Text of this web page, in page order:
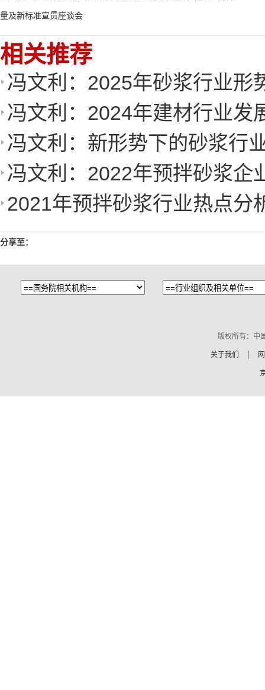
量及新标准宣贯座谈会
相关推荐
冯文利：2025年砂浆行业形
冯文利：2024年建材行业发
冯文利：新形势下的砂浆行
冯文利：2022年预拌砂浆企
2021年预拌砂浆行业热点分
分享至：
版权所有：中
关于我们